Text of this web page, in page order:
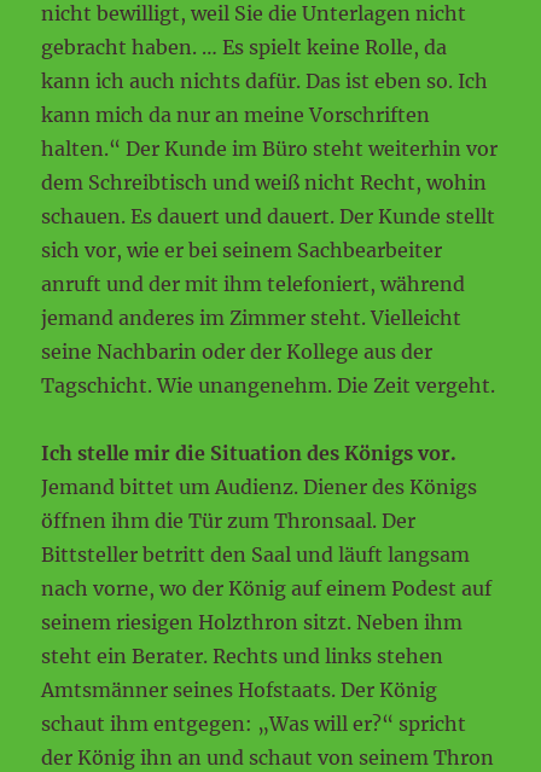
nicht bewilligt, weil Sie die Unterlagen nicht
gebracht haben. … Es spielt keine Rolle, da
kann ich auch nichts dafür. Das ist eben so. Ich
kann mich da nur an meine Vorschriften
halten.“ Der Kunde im Büro steht weiterhin vor
dem Schreibtisch und weiß nicht Recht, wohin
schauen. Es dauert und dauert. Der Kunde stellt
sich vor, wie er bei seinem Sachbearbeiter
anruft und der mit ihm telefoniert, während
jemand anderes im Zimmer steht. Vielleicht
seine Nachbarin oder der Kollege aus der
Tagschicht. Wie unangenehm. Die Zeit vergeht.
Ich stelle mir die Situation des Königs vor.
Jemand bittet um Audienz. Diener des Königs
öffnen ihm die Tür zum Thronsaal. Der
Bittsteller betritt den Saal und läuft langsam
nach vorne, wo der König auf einem Podest auf
seinem riesigen Holzthron sitzt. Neben ihm
steht ein Berater. Rechts und links stehen
Amtsmänner seines Hofstaats. Der König
schaut ihm entgegen: „Was will er?“ spricht
der König ihn an und schaut von seinem Thron